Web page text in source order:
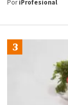
PoriProfesional